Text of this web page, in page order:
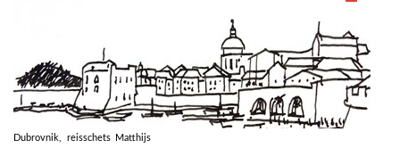
Dubrovnik, reisschets Matthijs